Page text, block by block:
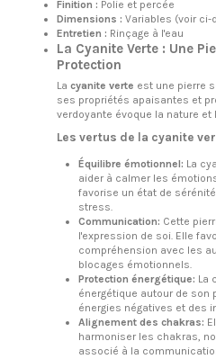
Finition : Polie et percée
Dimensions : Variables (voir ci-
Entretien : Rinçage à l'eau
La Cyanite Verte : Une
Protection
La cyanite verte est une pierre
ses propriétés apaisantes et
verdoyante évoque la nature et
Les vertus de la cyanite
Équilibre émotionnel: La
aider à calmer les
favorise un état de
stress.
Communication: Cette
l'expression de soi. Elle
compréhension avec les
blocages émotionnels.
Protection énergétique: La
énergétique autour de son
énergies négatives et des
Alignement des chakras:
harmoniser les chakras,
associé à la